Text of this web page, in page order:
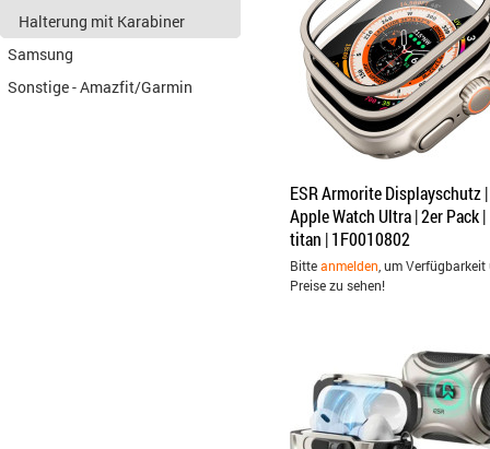
ESR Armorite Displayschutz |
Apple Watch Ultra | 2er Pack |
titan | 1F0010802
Bitteanmelden , um
Preise zu sehen!
Halterung mit Karabiner
Samsung
Sonstige - Amazfit/Garmin